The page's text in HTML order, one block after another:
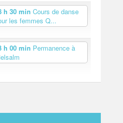
h 30 min Cours de danse
les femmes Q...
h 00 min Permanence à